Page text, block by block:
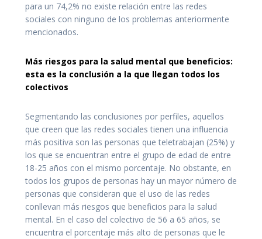
para un 74,2% no existe relación entre las redes
sociales con ninguno de los problemas anteriormente
mencionados.
Más riesgos para la salud mental que beneficios:
esta es la conclusión a la que llegan todos los
colectivos
Segmentando las conclusiones por perfiles, aquellos
que creen que las redes sociales tienen una influencia
más positiva son las personas que teletrabajan (25%) y
los que se encuentran entre el grupo de edad de entre
18-25 años con el mismo porcentaje. No obstante, en
todos los grupos de personas hay un mayor número de
personas que consideran que el uso de las redes
conllevan más riesgos que beneficios para la salud
mental. En el caso del colectivo de 56 a 65 años, se
encuentra el porcentaje más alto de personas que le